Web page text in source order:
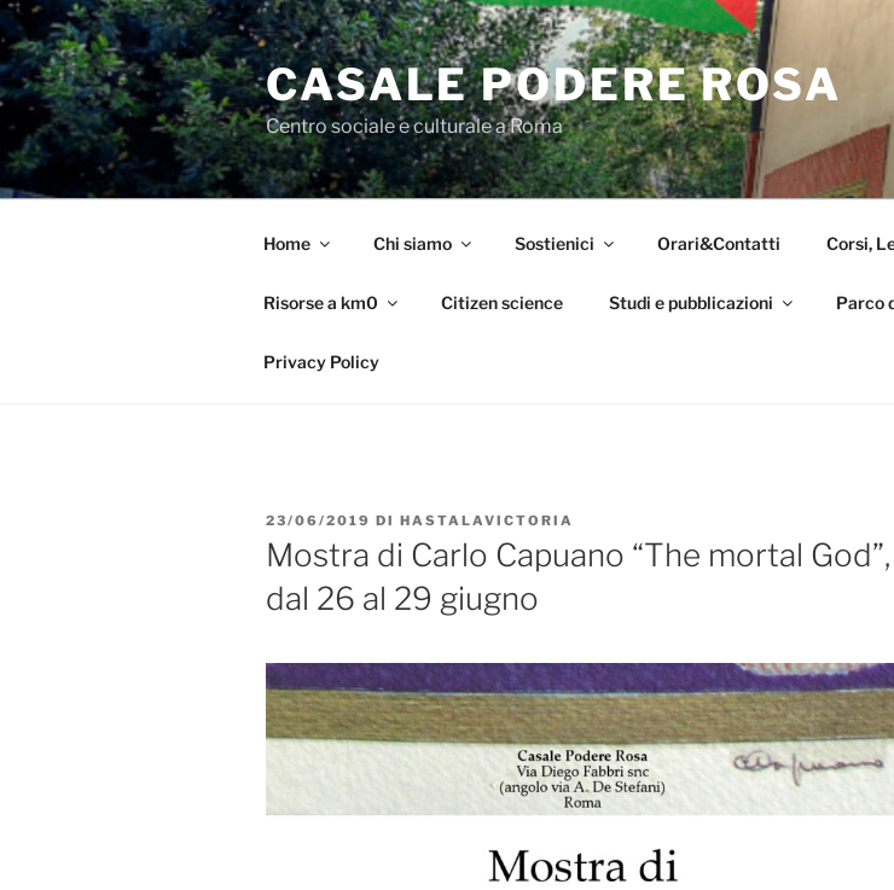
Salta
al
contenuto
CASALE PODERE ROSA
Centro sociale e culturale a Roma
Home Chi siamo Sostienici Orari&Contatti Corsi,
Risorse a km0 Citizen science Studi e pubblicazioni Parco
Privacy Policy
PUBBLICATO
IL
23/06/2019 DI HASTALAVICTORIA
Mostra di Carlo Capuano “The mortal God”,
dal 26 al 29 giugno